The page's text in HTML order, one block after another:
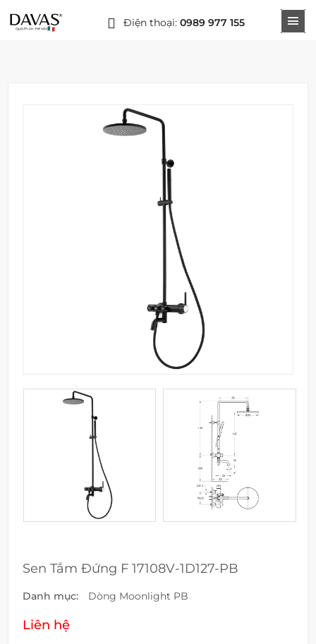
Điện thoại: 0989 977 155
Sen Tắm Đứng F 17108V-1D127-PB
Danh mục: Dòng Moonlight PB
Liên hệ